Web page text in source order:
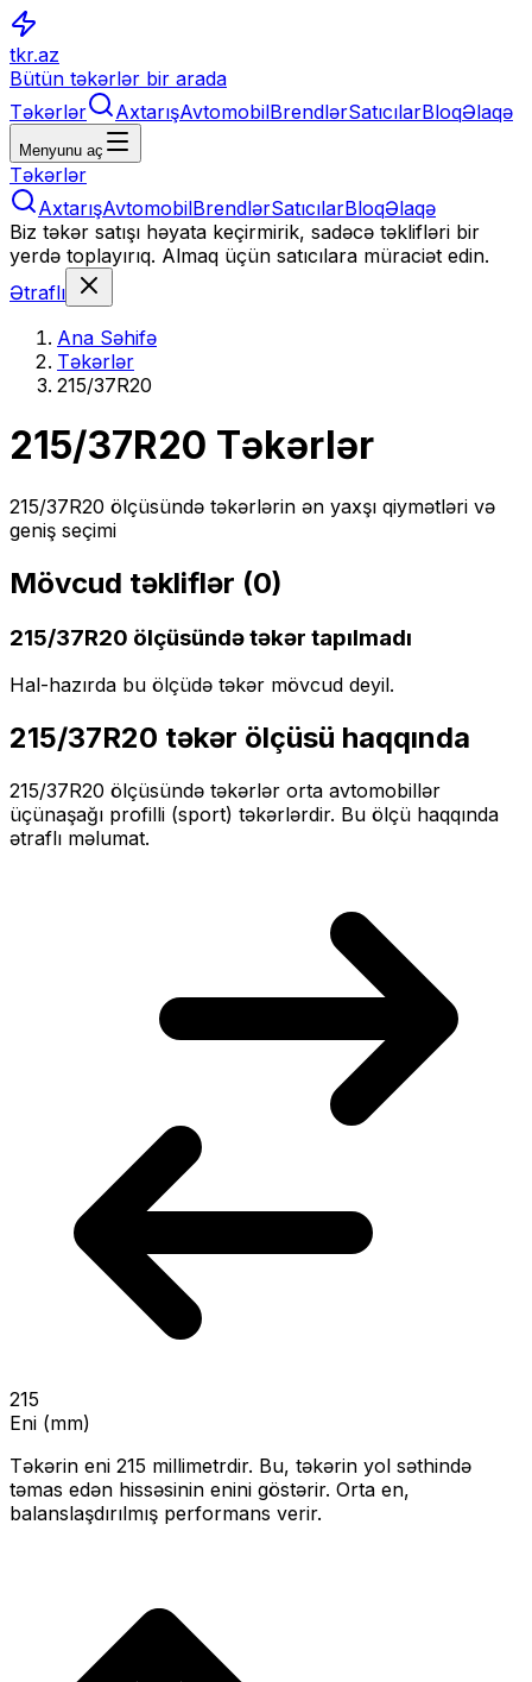
tkr.az
Bütün təkərlər bir arada
Təkərlər
AxtarışAvtomobilBrendlərSatıcılarBloqƏlaqə
Menyunu aç
Təkərlər
AxtarışAvtomobilBrendlərSatıcılarBloqƏlaqə
Biz təkər satışı həyata keçirmirik, sadəcə təklifləri bir
yerdə toplayırıq. Almaq üçün satıcılara müraciət edin.
Ətraflı
Ana Səhifə
Təkərlər
215/37R20
215/37R20 Təkərlər
215/37R20 ölçüsündə təkərlərin ən yaxşı qiymətləri və
geniş seçimi
Mövcud təkliflər (0)
215/37R20 ölçüsündə təkər tapılmadı
Hal-hazırda bu ölçüdə təkər mövcud deyil.
215/37R20 təkər ölçüsü haqqında
215/37R20 ölçüsündə təkərlər orta avtomobillər
üçünaşağı profilli (sport) təkərlərdir. Bu ölçü haqqında
ətraflı məlumat.
215
Eni (mm)
Təkərin eni 215 millimetrdir. Bu, təkərin yol səthində
təmas edən hissəsinin enini göstərir. Orta en,
balanslaşdırılmış performans verir.